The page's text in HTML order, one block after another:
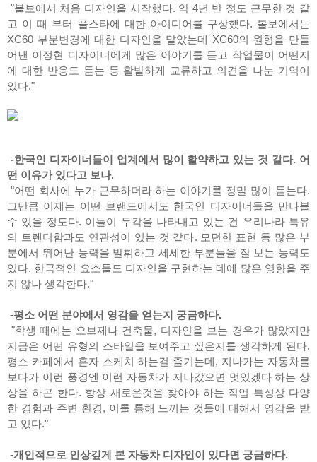
"볼보에서 처음 디자인을 시작했다. 약 4년 반 정도 근무한 것 같
고 이 때 부터 폴스타에 대한 아이디어를 구상했다. 볼보에서는
XC60 부분변경에 대한 디자인을 맡았는데 XC60의 원형을 만들
어낸 이정현 디자이너에게 많은 이야기를 듣고 작업물이 어떤지
에 대한 반응도 듣는 등 활발하게 교류하고 의견을 나눈 기억이
있다."
-한국인 디자이너들이 업계에서 많이 활약하고 있는 것 같다. 어
떤 이유가 있다고 보나.
"어떤 회사에 누가 근무하더라 하는 이야기를 정말 많이 듣는다.
그만큼 이제는 어떤 브랜드에서도 한국인 디자이너들을 만나볼
수 있을 정도다. 이들이 두각을 나타내고 있는 건 우리나라 특유
의 트렌디함과도 연관성이 있는 것 같다. 모던한 표현 등 많은 부
분에서 뛰어난 능력을 발휘하고 세세한 부분들을 잘 보는 능력도
있다. 한국적인 요소들도 디자인을 구현하는 데에 많은 영향을 주
지 않나 생각한다."
-평소 어떤 분야에서 영감을 얻는지 궁금하다.
"학생 때에는 오브제나 건축물, 디자인을 보는 경우가 많았지만
지금은 어떤 유형의 스타일을 보여주고 싶은지를 생각하게 된다.
평소 카페에서 혼자 스케치 하는걸 즐기는데, 지나가는 자동차를
보다가 이런 풍경엔 이런 자동차가 지나갔으면 멋있겠다 하는 상
상을 하곤 한다. 항상 새로운것을 찾아야 하는 직업 특성상 다양
한 경험과 주변 환경, 이를 통해 느끼는 것들에 대해서 영감을 받
고 있다."
-개인적으로 인상깊게 본 자동차 디자인이 있다면 궁금하다.